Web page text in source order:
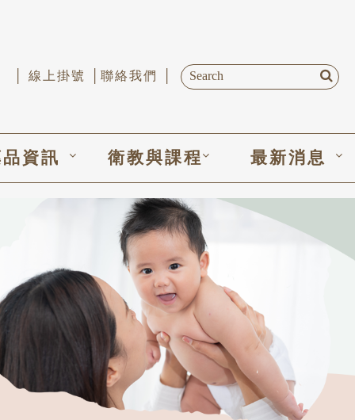
│ 線上掛號 │ 聯絡我們 │
資訊 衛教與課程 最新消息